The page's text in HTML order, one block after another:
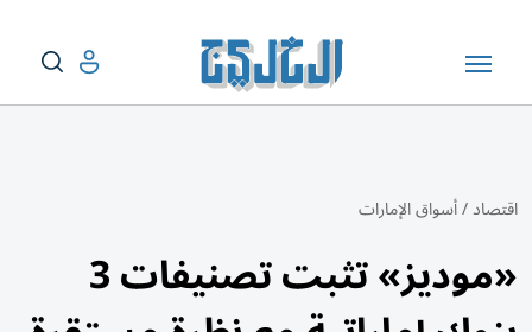
اقتصاد/أسواق الإمارات
«موديز» تثبت تصنيفات 3